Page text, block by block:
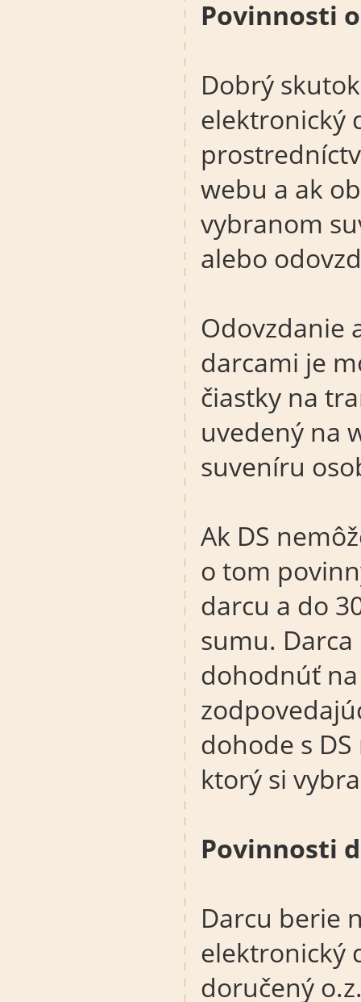
Povinnosti
Dobrý
elektronický
webu a ak
vybranom
alebo
Odovzdanie
darcami je
čiastky na
uvedený na
suveníru
Ak DS
o tom
darcu a do
sumu. Darca
dohodnúť
dohode s
ktorý si
Povinnosti
Darcu berie
elektronický
doručený